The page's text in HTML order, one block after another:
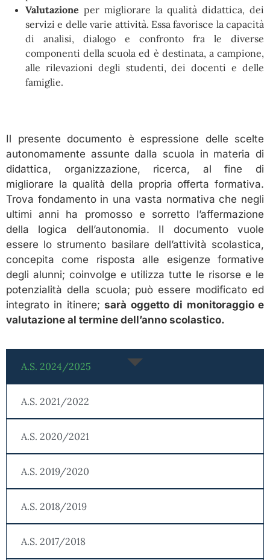
Valutazione per migliorare la qualità didattica, dei
servizi e delle varie attività. Essa favorisce la capacità
di analisi, dialogo e confronto fra le diverse
componenti della scuola ed è destinata, a campione,
alle rilevazioni degli studenti, dei docenti e delle
famiglie.
Il presente documento è espressione delle scelte
autonomamente assunte dalla scuola in materia di
didattica, organizzazione, ricerca, al fine di
migliorare la qualità della propria offerta formativa.
Trova fondamento in una vasta normativa che negli
ultimi anni ha promosso e sorretto l’affermazione
della logica dell’autonomia. Il documento vuole
essere lo strumento basilare dell’attività scolastica,
concepita come risposta alle esigenze formative
degli alunni; coinvolge e utilizza tutte le risorse e le
potenzialità della scuola; può essere modificato ed
integrato in itinere;sarà oggetto di monitoraggio e
valutazione al termine dell’anno scolastico.
A.S. 2024/2025
A.S. 2021/2022
A.S. 2020/2021
A.S. 2019/2020
A.S. 2018/2019
A.S. 2017/2018